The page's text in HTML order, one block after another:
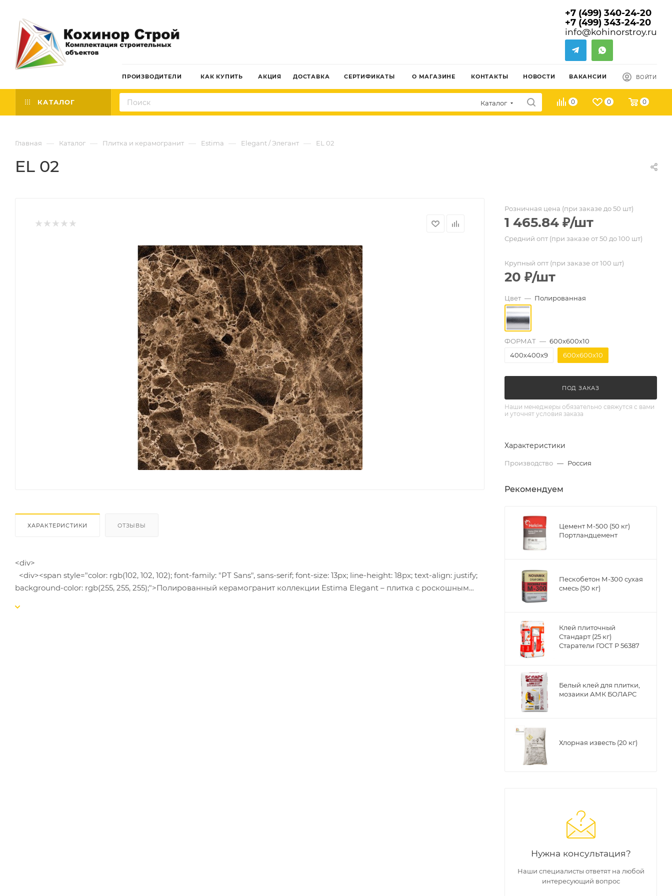
+7 (499) 340-24-20
+7 (499) 343-24-20
info@kohinorstroy.ru
ПРОИЗВОДИТЕЛИ КАК КУПИТЬ АКЦИЯ ДОСТАВКА СЕРТИФИКАТЫ О МАГАЗИНЕ КОНТАКТЫ НОВОСТИ ВАКАНСИИ ВОЙТИ
КАТАЛОГ Каталог 0 0 0
Главная — Каталог — Плитка и керамогранит — Estima — Elegant / Элегант — EL 02
EL 02
ХАРАКТЕРИСТИКИ ОТЗЫВЫ
<div>
<div><span style="color: rgb(102, 102, 102); font-family: "PT Sans", sans-serif; font-size: 13px; line-height: 18px; text-align: justify;
background-color: rgb(255, 255, 255);">Полированный керамогранит коллекции Estima Elegant – плитка с роскошным
Розничная цена (при заказе до 50 шт)
1 465.84 ₽/шт
Средний опт (при заказе от 50 до 100 шт)
Крупный опт (при заказе от 100 шт)
20 ₽/шт
Цвет — Полированная
ФОРМАТ — 600х600х10
400х400х9
600х600х10
ПОД ЗАКАЗ
Наши менеджеры обязательно свяжутся с вами
и уточнят условия заказа
Характеристики
Производство — Россия
Рекомендуем
Цемент М-500 (50 кг)
Портландцемент
Пескобетон М-300 сухая
смесь (50 кг)
Клей плиточный
Стандарт (25 кг)
Старатели ГОСТ Р 56387
Белый клей для плитки,
мозаики АМК БОЛАРС
Хлорная известь (20 кг)
Нужна консультация?
Наши специалисты ответят на любой
интересующий вопрос